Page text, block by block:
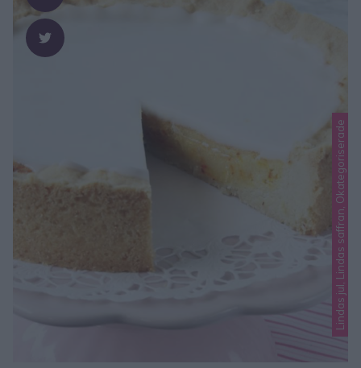
Lindas jul, Lindas saffran, Okategoriserade